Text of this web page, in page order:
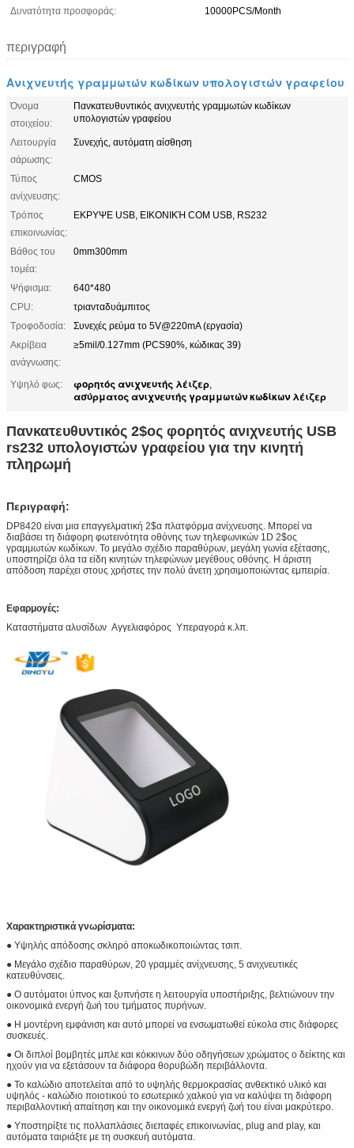
Δυνατότητα προσφοράς:
10000PCS/Month
περιγραφή
Ανιχνευτής γραμμωτών κωδίκων υπολογιστών γραφείου
Όνομα
στοιχείου:
Πανκατευθυντικός ανιχνευτής γραμμωτών κωδίκων
υπολογιστών γραφείου
Λειτουργία
σάρωσης:
Συνεχής, αυτόματη αίσθηση
Τύπος
ανίχνευσης:
CMOS
Τρόπος
επικοινωνίας:
ΕΚΡΥΨΕ USB, ΕΙΚΟΝΙΚΉ COM USB, RS232
Βάθος του
τομέα:
0mm300mm
Ψήφισμα:
640*480
CPU:
τριανταδυάμπιτος
Τροφοδοσία:
Συνεχές ρεύμα το 5V@220mA (εργασία)
Ακρίβεια
ανάγνωσης:
≥5mil/0.127mm (PCS90%, κώδικας 39)
Υψηλό φως: φορητός ανιχνευτής λέιζερ,
ασύρματος ανιχνευτής γραμμωτών κωδίκων λέιζερ
Πανκατευθυντικός 2$ος φορητός ανιχνευτής USB
rs232 υπολογιστών γραφείου για την κινητή
πληρωμή
Περιγραφή:
DP8420 είναι μια επαγγελματική 2$α πλατφόρμα ανίχνευσης. Μπορεί να
διαβάσει τη διάφορη φωτεινότητα οθόνης των τηλεφωνικών 1D 2$ος
γραμμωτών κωδίκων. Το μεγάλο σχέδιο παραθύρων, μεγάλη γωνία εξέτασης,
υποστηρίζει όλα τα είδη κινητών τηλεφώνων μεγέθους οθόνης. Η άριστη
απόδοση παρέχει στους χρήστες την πολύ άνετη χρησιμοποιώντας εμπειρία.
Εφαρμογές:
Καταστήματα αλυσίδων Αγγελιαφόρος Υπεραγορά κ.λπ.
Χαρακτηριστικά γνωρίσματα:
● Υψηλής απόδοσης σκληρό αποκωδικοποιώντας τσιπ.
● Μεγάλο σχέδιο παραθύρων, 20 γραμμές ανίχνευσης, 5 ανιχνευτικές
κατευθύνσεις.
● Ο αυτόματοι ύπνος και ξυπνήστε η λειτουργία υποστήριξης, βελτιώνουν την
οικονομικά ενεργή ζωή του τμήματος πυρήνων.
● Η μοντέρνη εμφάνιση και αυτό μπορεί να ενσωματωθεί εύκολα στις διάφορες
συσκευές.
● Οι διπλοί βομβητές μπλε και κόκκινων δύο οδηγήσεων χρώματος ο δείκτης και
ηχούν για να εξετάσουν τα διάφορα θορυβώδη περιβάλλοντα.
● Το καλώδιο αποτελείται από το υψηλής θερμοκρασίας ανθεκτικό υλικό και
υψηλός - καλώδιο ποιοτικού το εσωτερικό χαλκού για να καλύψει τη διάφορη
περιβαλλοντική απαίτηση και την οικονομικά ενεργή ζωή του είναι μακρύτερο.
● Υποστηρίξτε τις πολλαπλάσιες διεπαφές επικοινωνίας, plug and play, και
αυτόματα ταιριάξτε με τη συσκευή αυτόματα.